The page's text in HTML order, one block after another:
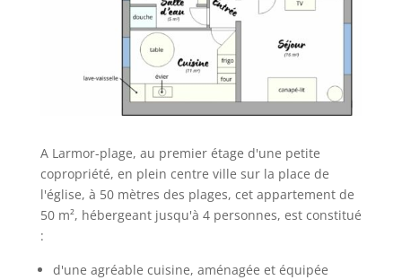
A Larmor-plage, au premier étage d'une petite
copropriété, en plein centre ville sur la place de
l'église, à 50 mètres des plages, cet appartement de
50 m², hébergeant jusqu'à 4 personnes, est constitué
:
d'une agréable cuisine, aménagée et équipée